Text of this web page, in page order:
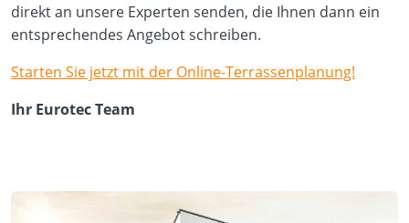
direkt an unsere Experten senden, die Ihnen dann ein
entsprechendes Angebot schreiben.
Starten Sie jetzt mit der Online-Terrassenplanung!
Ihr Eurotec Team